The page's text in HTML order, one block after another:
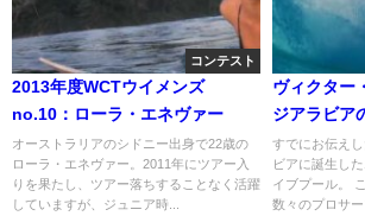
コンテスト
2013年度WCTウイメンズ
no.10：ローラ・エネヴァー
オーストラリアのシドニー出身で22歳の
ローラ・エネヴァー。2011年にツアー入
りを果たし、ツアー落ちすることなく活躍
していますが、ジュニア時...
ヴィクター
ジアラビア
へ！フリー
すでにお伝え
ビアに誕生し
イブプール。
数々のプロサー